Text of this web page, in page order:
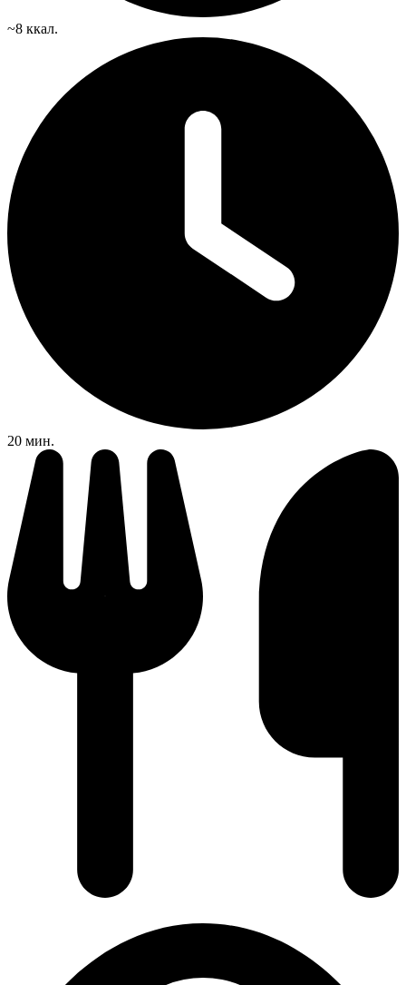
~8 ккал.
20 мин.